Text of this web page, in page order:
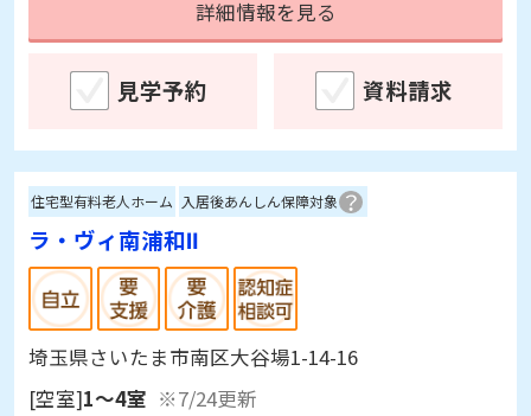
詳細情報を見る
見学予約 資料請求
住宅型有料老人ホーム 入居後あんしん保障対象
ラ・ヴィ南浦和Ⅱ
埼玉県さいたま市南区大谷場1-14-16
[空室]1～4室 ※7/24更新